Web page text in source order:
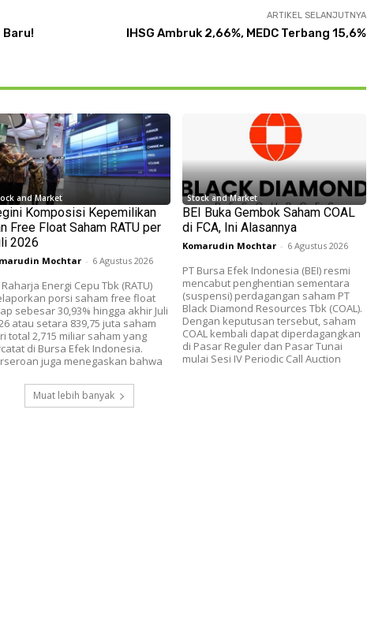
Baru!
ARTIKEL SELANJUTNYA
IHSG Ambruk 2,66%, MEDC Terbang 15,6%
and Market
Komposisi Kepemilikan
Free Float Saham RATU per
2026
Mochtar - 6 Agustus 2026
Raharja Energi Cepu Tbk (RATU)
porsi saham free float
sebesar 30,93% hingga akhir Juli
atau setara 839,75 juta saham
total 2,715 miliar saham yang
di Bursa Efek Indonesia.
juga menegaskan bahwa
Stock and Market
BEI Buka Gembok Saham COAL
di FCA, Ini Alasannya
Komarudin Mochtar - 6 Agustus 2026
PT Bursa Efek Indonesia (BEI) resmi
mencabut penghentian sementara
(suspensi) perdagangan saham PT
Black Diamond Resources Tbk (COAL).
Dengan keputusan tersebut, saham
COAL kembali dapat diperdagangkan
di Pasar Reguler dan Pasar Tunai
mulai Sesi IV Periodic Call Auction
Muat lebih banyak